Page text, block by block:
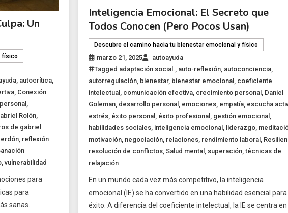
Un
físico
, autocrítica,
, Conexión
,
Rolón,
de gabriel
, reflexión
,vulnerabilidad
para
para
sanas.
Inteligencia Emocional: El Secreto que
Todos Conocen (Pero Pocos Usan)
Descubre el camino hacia tu bienestar emocional y físico
marzo 21, 2025
autoayuda
Tagged adaptación social. auto-reflexión, autoconciencia,
autorregulación, bienestar, bienestar emocional
coeficiente
intelectual
comunicación efectiva, crecimiento personal
Daniel
Goleman, desarrollo personal emociones, empatía, escucha
estrés, éxito personal éxito profesional gestión emocional
habilidades sociales, inteligencia emocional liderazgo,
motivación, negociación, relaciones, rendimiento laboral
resolución de conflictos, Salud mental superación,técnicas de
relajación
En un mundo cada vez más competitivo, la inteligencia
emocional (IE) se ha convertido en una habilidad esencial para
éxito. A diferencia del coeficiente intelectual, la IE se centra en